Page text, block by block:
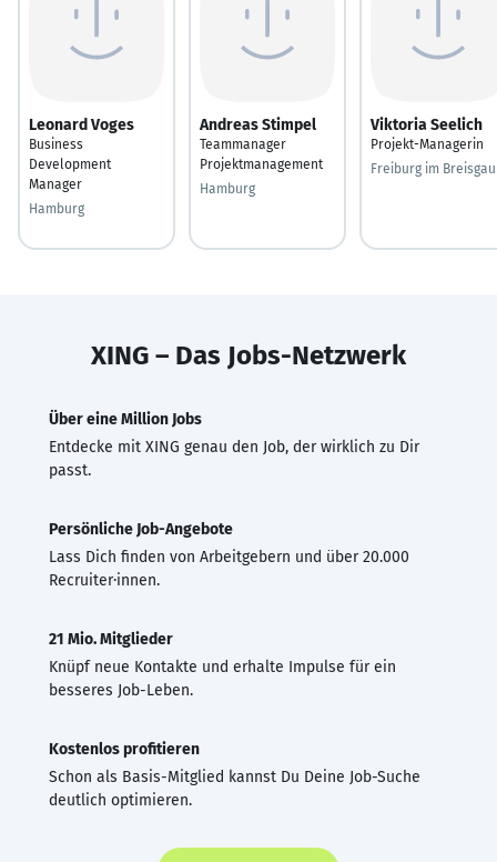
Leonard Voges
Business
Development
Manager
Hamburg
Andreas Stimpel
Teammanager
Projektmanagement
Hamburg
Viktoria Seelich
Projekt-Managerin
Freiburg im Breisgau
XING – Das Jobs-Netzwerk
Über eine Million Jobs
Entdecke mit XING genau den Job, der wirklich zu Dir
passt.
Persönliche Job-Angebote
Lass Dich finden von Arbeitgebern und über 20.000
Recruiter·innen.
21 Mio. Mitglieder
Knüpf neue Kontakte und erhalte Impulse für ein
besseres Job-Leben.
Kostenlos profitieren
Schon als Basis-Mitglied kannst Du Deine Job-Suche
deutlich optimieren.